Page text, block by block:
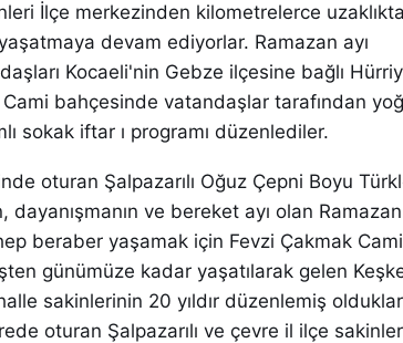
İlçe merkezinden kilometrelerce
devam ediyorlar. Ramazan ayı
Kocaeli'nin Gebze ilçesine bağlı
bahçesinde vatandaşlar tarafından
sokak iftar ı programı düzenlediler.
oturan Şalpazarılı Oğuz Çepni Boyu
dayanışmanın ve bereket ayı olan
beraber yaşamak için Fevzi Çakmak Cami
günümüze kadar yaşatılarak gelen
sakinlerinin 20 yıldır düzenlemiş
oturan Şalpazarılı ve çevre il ilçe